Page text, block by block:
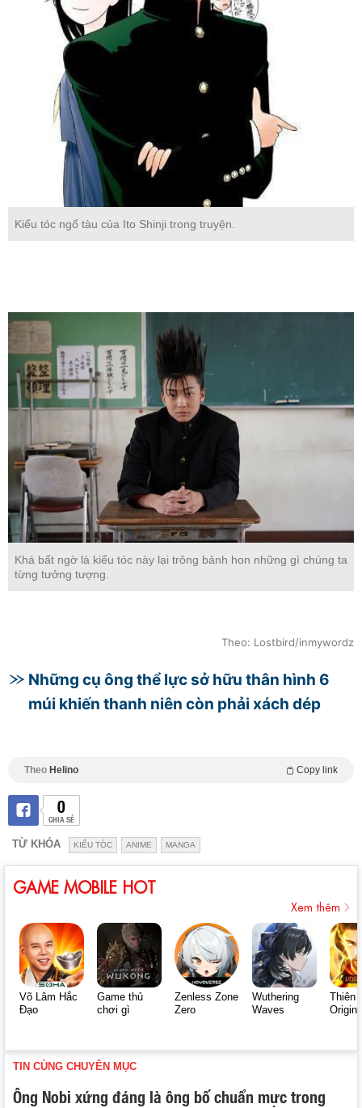
Kiểu tóc ngố tàu của Ito Shinji trong truyện.
Khá bất ngờ là kiểu tóc này lại trông bảnh hon những gì chúng ta
từng tưởng tượng.
Theo: Lostbird/inmywordz
Những cụ ông thể lực sở hữu thân hình 6
múi khiến thanh niên còn phải xách dép
Theo Helino Copy link
0
CHIA SẺ
TỪ KHÓA KIỂU TÓC ANIME MANGA
GAME MOBILE HOT
Xem thêm
Võ Lâm Hắc
Đạo
Game thủ
chơi gì
Zenless Zone
Zero
Wuthering
Waves
Thiên
Origin
TIN CÙNG CHUYÊN MỤC
Ông Nobi xứng đáng là ông bố chuẩn mực trong